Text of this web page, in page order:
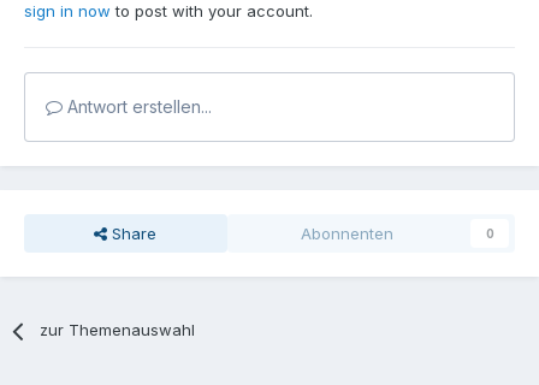
sign in now to post with your account.
Antwort erstellen...
Share Abonnenten 0
zur Themenauswahl